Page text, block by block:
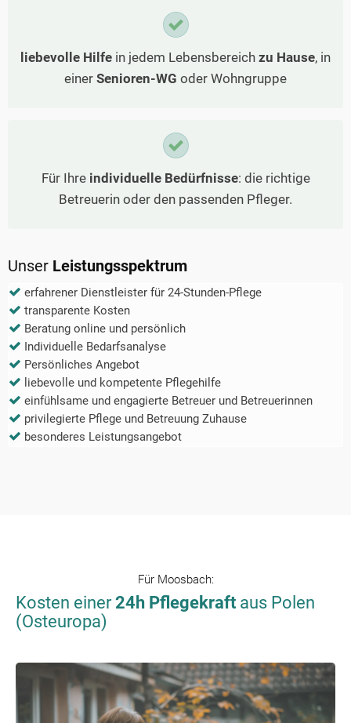
liebevolle Hilfe in jedem Lebensbereich zu Hause, in
einer Senioren-WG oder Wohngruppe
Für Ihre individuelle Bedürfnisse: die richtige
Betreuerin oder den passenden Pfleger.
Unser Leistungsspektrum
erfahrener Dienstleister für 24-Stunden-Pflege
transparente Kosten
Beratung online und persönlich
Individuelle Bedarfsanalyse
Persönliches Angebot
liebevolle und kompetente Pflegehilfe
einfühlsame und engagierte Betreuer und Betreuerinnen
privilegierte Pflege und Betreuung Zuhause
besonderes Leistungsangebot
Für Moosbach:
Kosten einer24h Pflegekraft aus Polen
(Osteuropa)